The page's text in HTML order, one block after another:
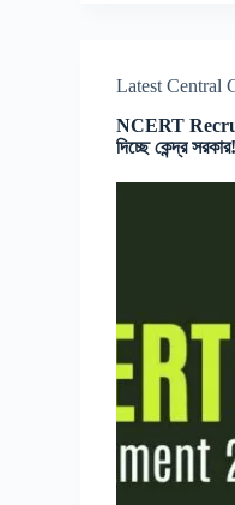
Latest Central
NCERT
দিচ্ছে কেন্দ্র সরকার!